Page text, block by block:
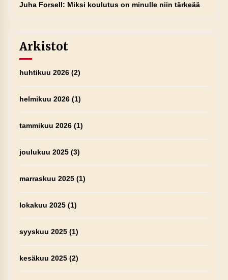
Juha Forsell: Miksi koulutus on minulle niin tärkeää
Arkistot
huhtikuu 2026(2)
helmikuu 2026(1)
tammikuu 2026(1)
joulukuu 2025(3)
marraskuu 2025(1)
lokakuu 2025(1)
syyskuu 2025(1)
kesäkuu 2025(2)